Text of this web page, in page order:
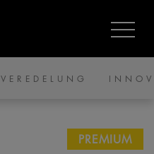
VEREDELUNG
PREMIUM